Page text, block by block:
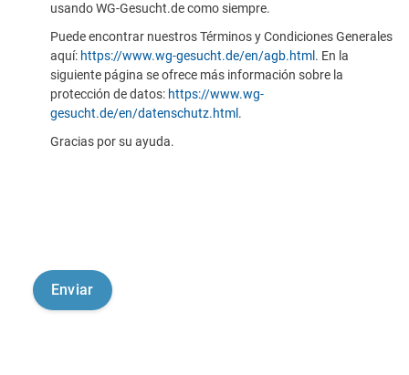
usando WG-Gesucht.de como siempre.
Puede encontrar nuestros Términos y Condiciones Generales
aquí: https://www.wg-gesucht.de/en/agb.html . En la
siguiente página se ofrece más información sobre la
protección de datos: https://www.wg-
gesucht.de/en/datenschutz.html .
Gracias por su ayuda.